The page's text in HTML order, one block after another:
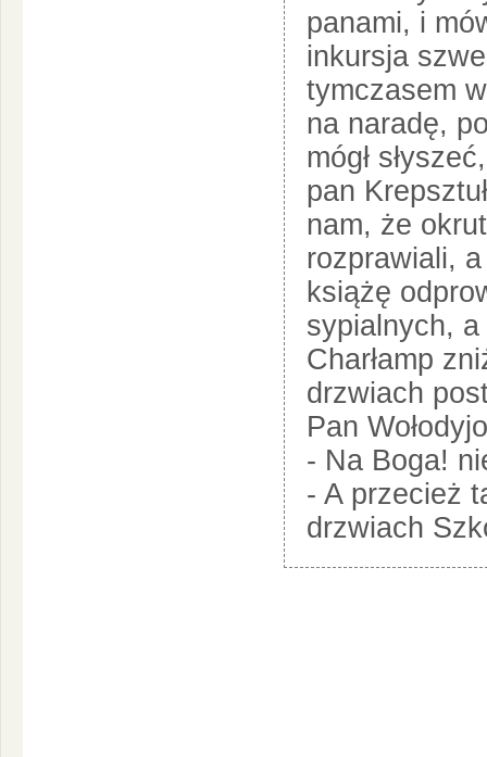
panami, i
inkursja
tymczasem
na naradę,
mógł
pan
nam, że
rozprawiali,
książę
sypialnych,
Charłamp
drzwiach
Pan
- Na Boga!
- A przecież
drzwiach